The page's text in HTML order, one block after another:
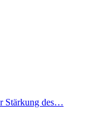
Stärkung des…